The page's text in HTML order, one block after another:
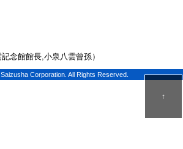
念館館長,小泉八雲曾孫）
↑
Corporation. All Rights Reserved.